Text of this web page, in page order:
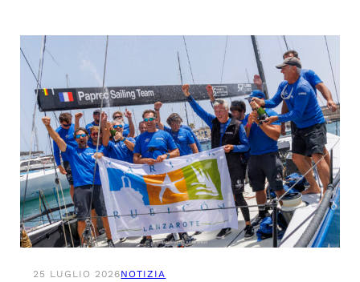
25 LUGLIO 2026NOTIZIA